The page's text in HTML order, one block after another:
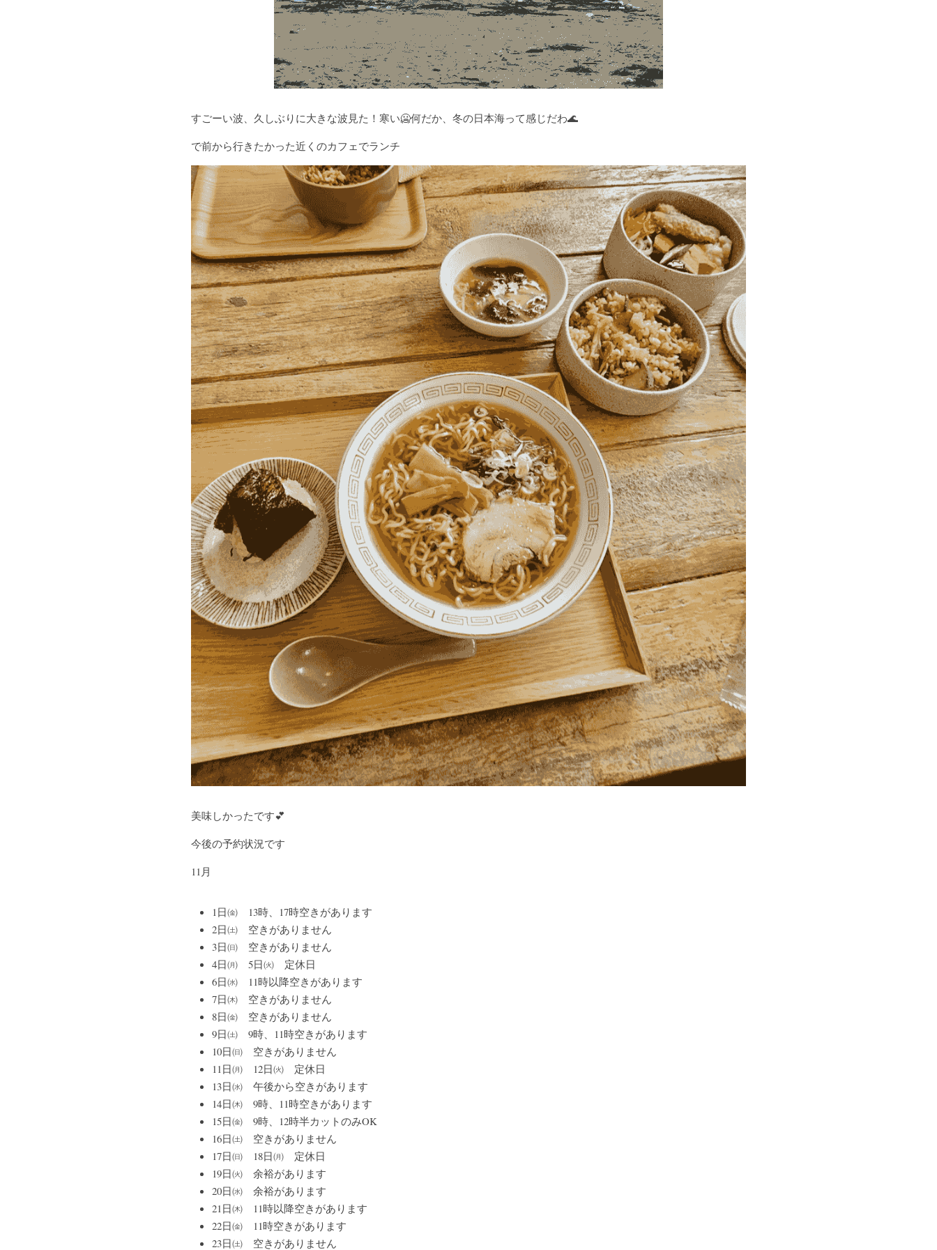
すごーい波、久しぶりに大きな波見た！寒い🥶何だか、冬の日本海って感じだわ🌊
で前から行きたかった近くのカフェでランチ
美味しかったです💕
今後の予約状況です
11月
1日㈮　13時、17時空きがあります
2日㈯　空きがありません
3日㈰　空きがありません
4日㈪　5日㈫　定休日
6日㈬　11時以降空きがあります
7日㈭　空きがありません
8日㈮　空きがありません
9日㈯　9時、11時空きがあります
10日㈰　空きがありません
11日㈪　12日㈫　定休日
13日㈬　午後から空きがあります
14日㈭　9時、11時空きがあります
15日㈮　9時、12時半カットのみOK
16日㈯　空きがありません
17日㈰　18日㈪　定休日
19日㈫　余裕があります
20日㈬　余裕があります
21日㈭　11時以降空きがあります
22日㈮　11時空きがあります
23日㈯　空きがありません